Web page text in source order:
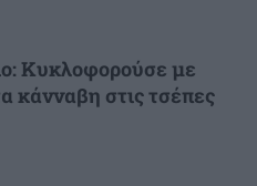
Κυκλοφορούσε με
κάνναβη στις τσέπες